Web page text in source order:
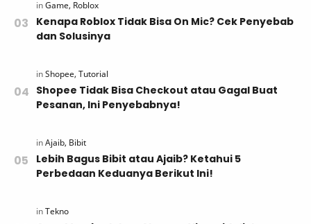
Kenapa Roblox Tidak Bisa On Mic? Cek Penyebab
dan Solusinya
Shopee Tidak Bisa Checkout atau Gagal Buat
Pesanan, Ini Penyebabnya!
Lebih Bagus Bibit atau Ajaib? Ketahui 5
Perbedaan Keduanya Berikut Ini!